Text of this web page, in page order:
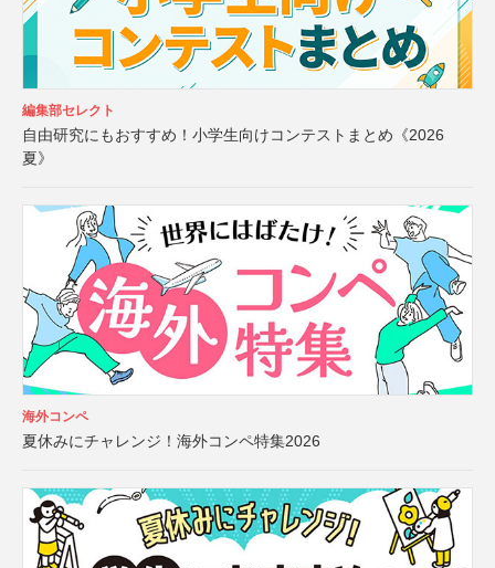
編集部セレクト
自由研究にもおすすめ！小学生向けコンテストまとめ《2026
夏》
海外コンペ
夏休みにチャレンジ！海外コンペ特集2026